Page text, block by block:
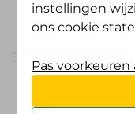
AV Instap
geen vergoeding
instellingen
ons cookie
Pas voorkeuren